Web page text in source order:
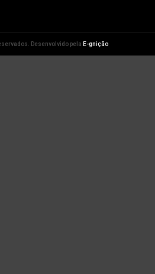
Desenvolvido pela E-gnição